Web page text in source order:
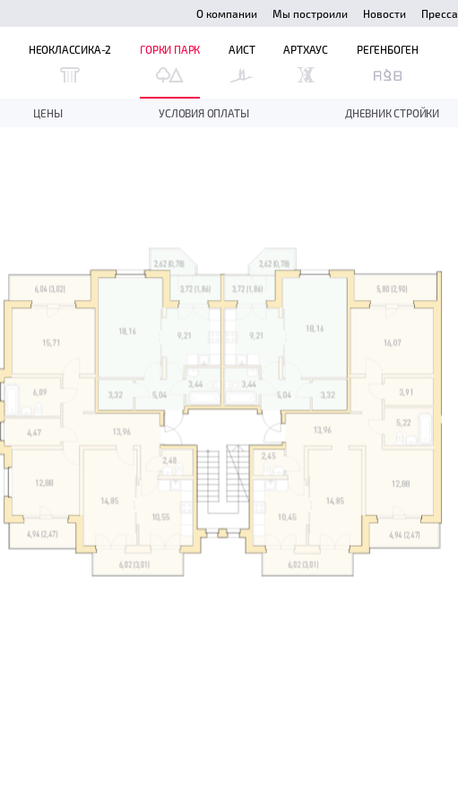
О компании Мы построили Новости Пресса
НЕОКЛАССИКА-2 ГОРКИ ПАРК
ЦЕНЫ УСЛОВИЯ ОПЛАТЫ ДНЕВНИК СТРОЙКИ
АИСТ АРТХАУС РЕГЕНБОГЕН